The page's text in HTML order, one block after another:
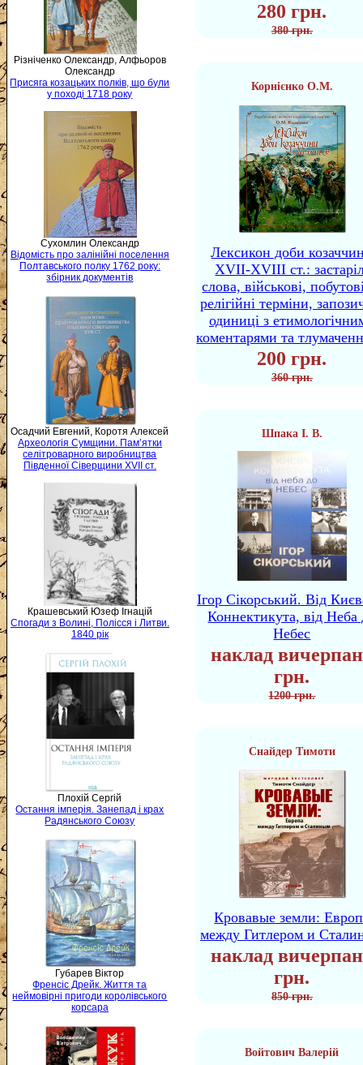
Різніченко Олександр, Алфьоров
Олександр
Присяга козацьких полків, що були
у поході 1718 року
Сухомлин Олександр
Відомість про залінійні поселення
Полтавського полку 1762 року:
збірник документів
Осадчий Евгений, Коротя Алексей
Археологія Сумщини. Пам’ятки
селітроварного виробництва
Південної Сіверщини XVII ст.
Крашевський Юзеф Ігнацій
Спогади з Волині, Полісся і Литви.
1840 рік
Плохій Сергій
Остання імперія. Занепад і крах
Радянського Союзу
Губарев Віктор
Френсіс Дрейк. Життя та
неймовірні пригоди королівського
корсара
280 грн.
380 грн.
Корнієнко О.М.
Лексикон доби
XVII-XVIII ст.:
слова, військові,
релігійні терміни,
одиниці з
коментарями та
200 грн.
360 грн.
Шпака І. В.
Ігор Сікорський. Від
Коннектикута, від Неба
Небес
наклад
грн.
1200 грн.
Снайдер Тимоти
Кровавые земли:
между Гитлером и
наклад
грн.
850 грн.
Войтович Валерій